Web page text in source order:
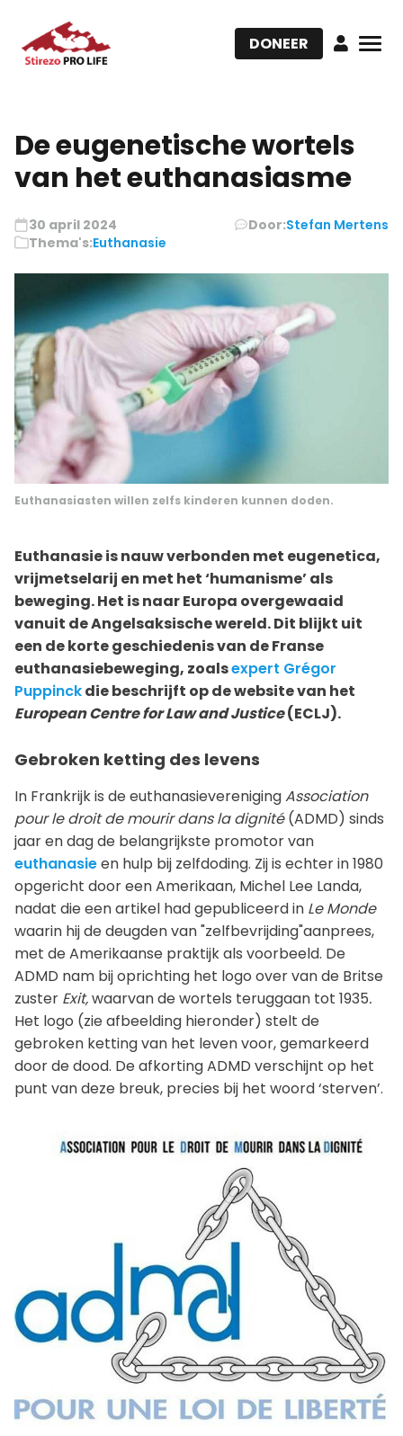
DONEER
De eugenetische wortels
van het euthanasiasme
30 april 2024 Door:Stefan Mertens
Thema's:Euthanasie
Euthanasiasten willen zelfs kinderen kunnen doden.
Euthanasie is nauw verbonden met eugenetica,
vrijmetselarij en met het ‘humanisme’ als
beweging. Het is naar Europa overgewaaid
vanuit de Angelsaksische wereld. Dit blijkt uit
een de korte geschiedenis van de Franse
euthanasiebeweging, zoalsexpert Grégor
Puppinckdie beschrijft op de website van het
European Centre for Law and Justice(ECLJ).
Gebroken ketting des levens
In Frankrijk is de euthanasieverenigingAssociation
pour le droit de mourir dans la dignité(ADMD) sinds
jaar en dag de belangrijkste promotor van
euthanasieen hulp bij zelfdoding. Zij is echter in 1980
opgericht door een Amerikaan, Michel Lee Landa,
nadat die een artikel had gepubliceerd in Le Monde
waarin hij de deugden van "zelfbevrijding"aanprees,
met de Amerikaanse praktijk als voorbeeld. De
ADMD nam bij oprichting het logo over van de Britse
zuster Exit,waarvan de wortels teruggaan tot 1935.
Het logo (zie afbeelding hieronder) stelt de
gebroken ketting van het leven voor, gemarkeerd
door de dood. De afkorting ADMD verschijnt op het
punt van deze breuk, precies bij het woord ‘sterven’.